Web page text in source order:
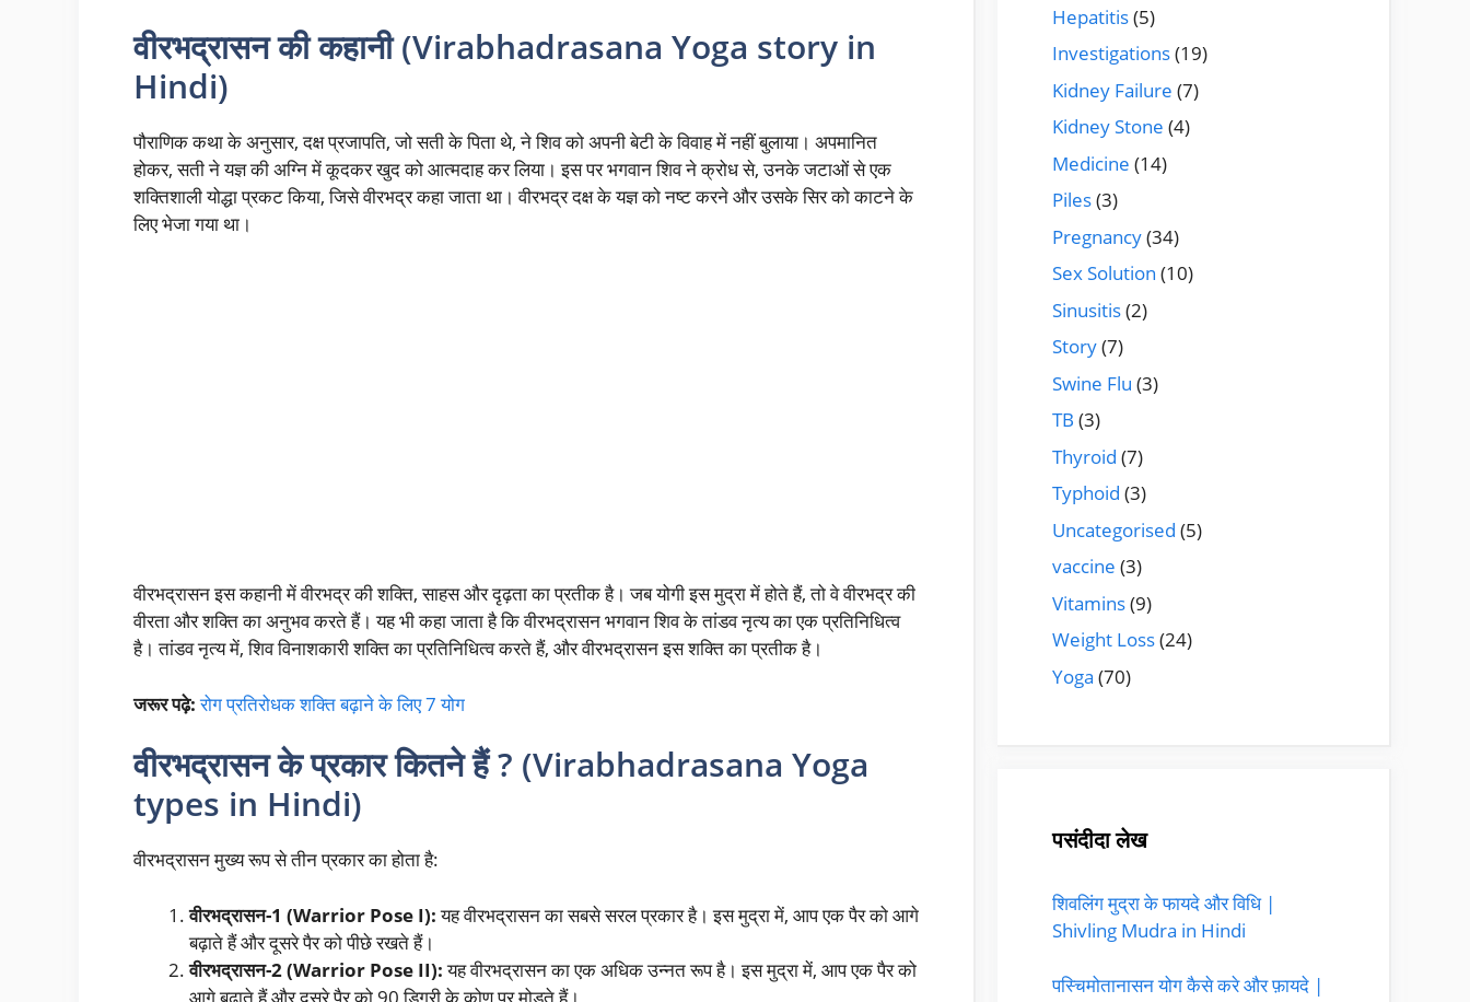
वीरभद्रासनकी कहानी (Virabhadrasana Yoga story in
Hindi)
पौराणिक कथा के अनुसार, दक्ष प्रजापति, जो सती के पिता थे, ने शिव को अपनी बेटी के विवाह में नहीं बुलाया। अपमानित
होकर, सती ने यज्ञ की अग्नि में कूदकर खुद को आत्मदाह कर लिया। इस पर भगवान शिव ने क्रोध से, उनके जटाओं से एक
शक्तिशाली योद्धा प्रकट किया, जिसे वीरभद्र कहा जाता था। वीरभद्र दक्ष के यज्ञ को नष्ट करने और उसके सिर को काटने के
लिए भेजा गया था।
वीरभद्रासन इस कहानी में वीरभद्र की शक्ति, साहस और दृढ़ता का प्रतीक है। जब योगी इस मुद्रा में होते हैं, तो वे वीरभद्र की
वीरता और शक्ति का अनुभव करते हैं। यह भी कहा जाता है कि वीरभद्रासन भगवान शिव के तांडव नृत्य का एक प्रतिनिधित्व
है। तांडव नृत्य में, शिव विनाशकारी शक्ति का प्रतिनिधित्व करते हैं, और वीरभद्रासन इस शक्ति का प्रतीक है।
जरूर पढ़े: रोग प्रतिरोधक शक्ति बढ़ाने के लिए 7 योग
वीरभद्रासनके प्रकार कितने हैं ? (Virabhadrasana Yoga
types in Hindi)
वीरभद्रासन मुख्य रूप से तीन प्रकार का होता है:
वीरभद्रासन-1 (Warrior Pose I):यह वीरभद्रासन का सबसे सरल प्रकार है। इस मुद्रा में, आप एक पैर को आगे
बढ़ाते हैं और दूसरे पैर को पीछे रखते हैं।
वीरभद्रासन-2 (Warrior Pose II):यह वीरभद्रासन का एक अधिक उन्नत रूप है। इस मुद्रा में, आप एक पैर को
आगे बढ़ाते हैं और दूसरे पैर को 90 डिग्री के कोण पर मोड़ते हैं।
Hepatitis(5)
Investigations(19)
Kidney Failure (7)
Kidney Stone (4)
Medicine (14)
Piles(3)
Pregnancy(34)
Sex Solution (10)
Sinusitis(2)
Story(7)
Swine Flu (3)
TB (3)
Thyroid (7)
Typhoid (3)
Uncategorised (5)
vaccine (3)
Vitamins(9)
Weight Loss(24)
Yoga (70)
पसंदीदा लेख
शिवलिंग मुद्रा के फायदे और विधि |
Shivling Mudra in Hindi
पस्चिमोतानासन योग कैसे करे और फ़ायदे |